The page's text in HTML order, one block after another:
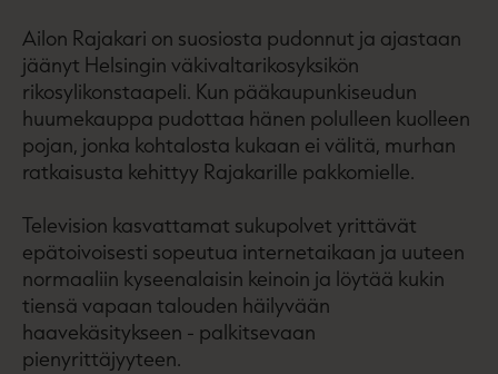
Ailon Rajakari on suosiosta pudonnut ja ajastaan
jäänyt Helsingin väkivaltarikosyksikön
rikosylikonstaapeli. Kun pääkaupunkiseudun
huumekauppa pudottaa hänen polulleen kuolleen
pojan, jonka kohtalosta kukaan ei välitä, murhan
ratkaisusta kehittyy Rajakarille pakkomielle.
Television kasvattamat sukupolvet yrittävät
epätoivoisesti sopeutua internetaikaan ja uuteen
normaaliin kyseenalaisin keinoin ja löytää kukin
tiensä vapaan talouden häilyvään
haavekäsitykseen - palkitsevaan
pienyrittäjyyteen.